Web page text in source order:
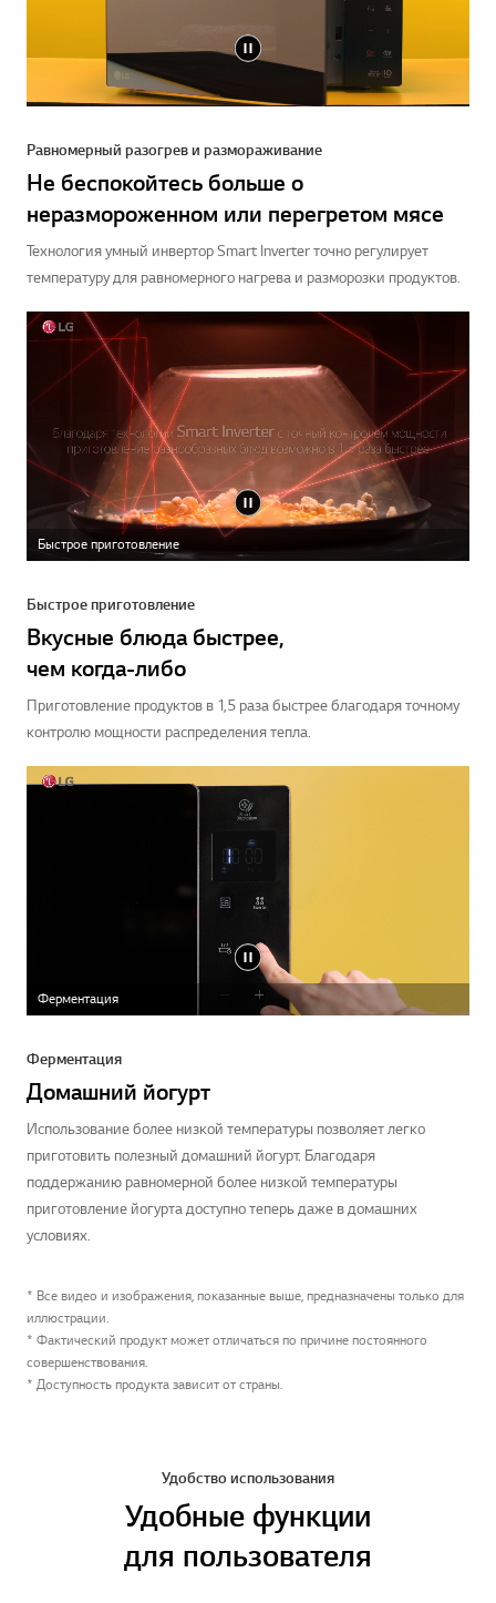
Равномерный разогрев и размораживание
Не беспокойтесь больше о
неразмороженном или перегретом мясе
Технология умный инвертор Smart Inverter точно регулирует
температуру для равномерного нагрева и разморозки продуктов.
Быстрое приготовление
Быстрое приготовление
Вкусные блюда быстрее,
чем когда-либо
Приготовление продуктов в 1,5 раза быстрее благодаря точному
контролю мощности распределения тепла.
Ферментация
Ферментация
Домашний йогурт
Использование более низкой температуры позволяет легко
приготовить полезный домашний йогурт. Благодаря
поддержанию равномерной более низкой температуры
приготовление йогурта доступно теперь даже в домашних
условиях.
* Все видео и изображения, показанные выше, предназначены только для
иллюстрации.
* Фактический продукт может отличаться по причине постоянного
совершенствования.
* Доступность продукта зависит от страны.
Удобство использования
Удобные функции
для пользователя